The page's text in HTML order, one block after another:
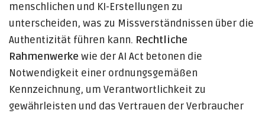
menschlichen und KI-Erstellungen zu
unterscheiden, was zu Missverständnissen über die
Authentizität führen kann. Rechtliche
Rahmenwerke wie der AI Act betonen die
Notwendigkeit einer ordnungsgemäßen
Kennzeichnung, um Verantwortlichkeit zu
gewährleisten und das Vertrauen der Verbraucher